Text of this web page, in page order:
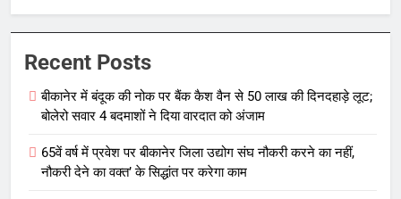
Recent Posts
बीकानेर में बंदूक की नोक पर बैंक कैश वैन से 50 लाख की दिनदहाड़े लूट;
बोलेरो सवार 4 बदमाशों ने दिया वारदात को अंजाम
65वें वर्ष में प्रवेश पर बीकानेर जिला उद्योग संघ नौकरी करने का नहीं,
नौकरी देने का वक्त’ के सिद्धांत पर करेगा काम